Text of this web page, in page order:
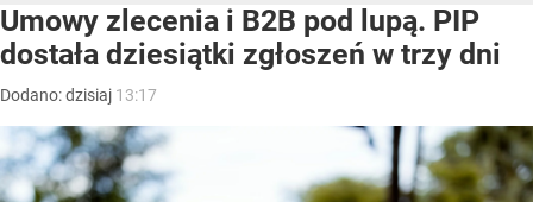
Umowy zlecenia i B2B pod lupą. PIP
dostała dziesiątki zgłoszeń w trzy dni
Dodano:dzisiaj 13:17